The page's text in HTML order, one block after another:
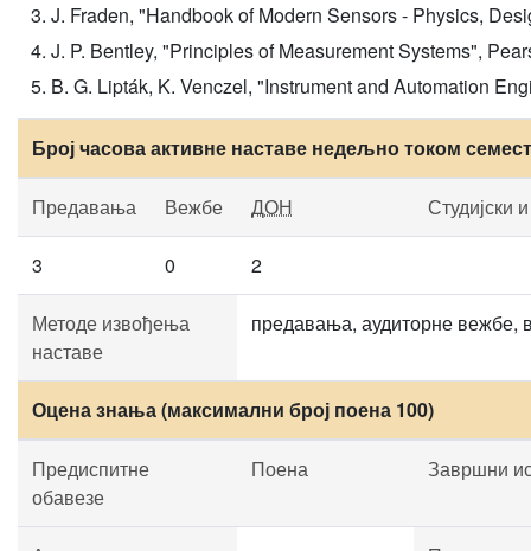
J. Fraden, "Handbook of Modern Sensors - Physics,
J. P. Bentley, "Principles of Measurement Systems",
B. G. Lipták, K. Venczel, "Instrument and Automation
Број часова активне наставе недељно током
Предавања Вежбе ДОН Студијски
3 0 2
Методе извођења
наставе
предавања, аудиторне вежбе,
Оцена знања (максимални број поена 100)
Предиспитне
обавезе
Поена Завршни